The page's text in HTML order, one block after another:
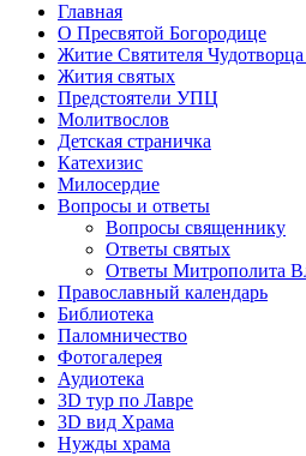
Главная
О Пресвятой Богородице
Житие Святителя
Жития святых
Предстоятели УПЦ
Молитвослов
Детская страничка
Катехизис
Милосердие
Вопросы и ответы
Вопросы священнику
Ответы святых
Ответы Митрополита
Православный календарь
Библиотека
Паломничество
Фотогалерея
Аудиотека
3D тур по Лавре
3D вид Храма
Нужды храма